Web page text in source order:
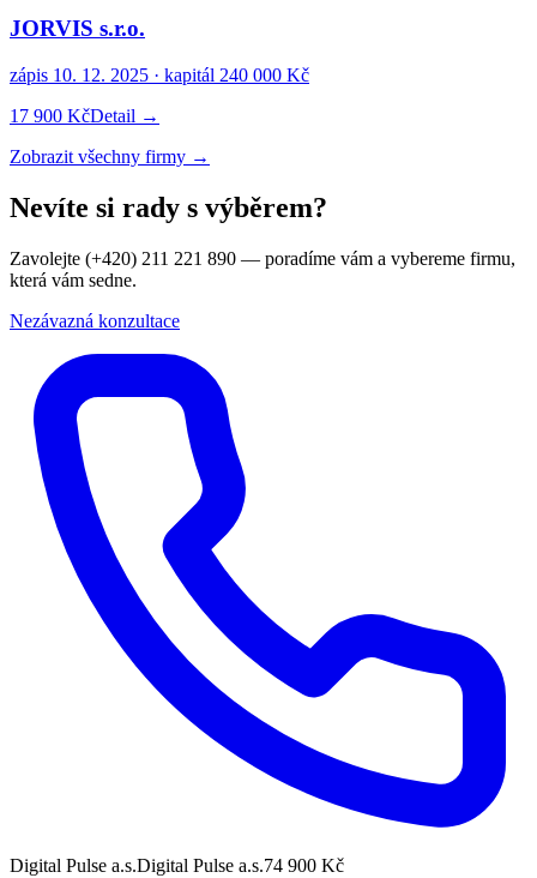
JORVIS s.r.o.
zápis 10. 12. 2025 · kapitál 240 000 Kč
17 900 KčDetail →
Zobrazit všechny firmy →
Nevíte si rady s výběrem?
Zavolejte (+420) 211 221 890 — poradíme vám a vybereme firmu,
která vám sedne.
Nezávazná konzultace
Digital Pulse a.s.Digital Pulse a.s.74 900 Kč